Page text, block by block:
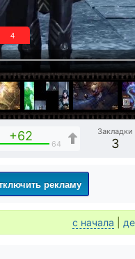
3
+62
64
Закладки
3
рекламу
с начала